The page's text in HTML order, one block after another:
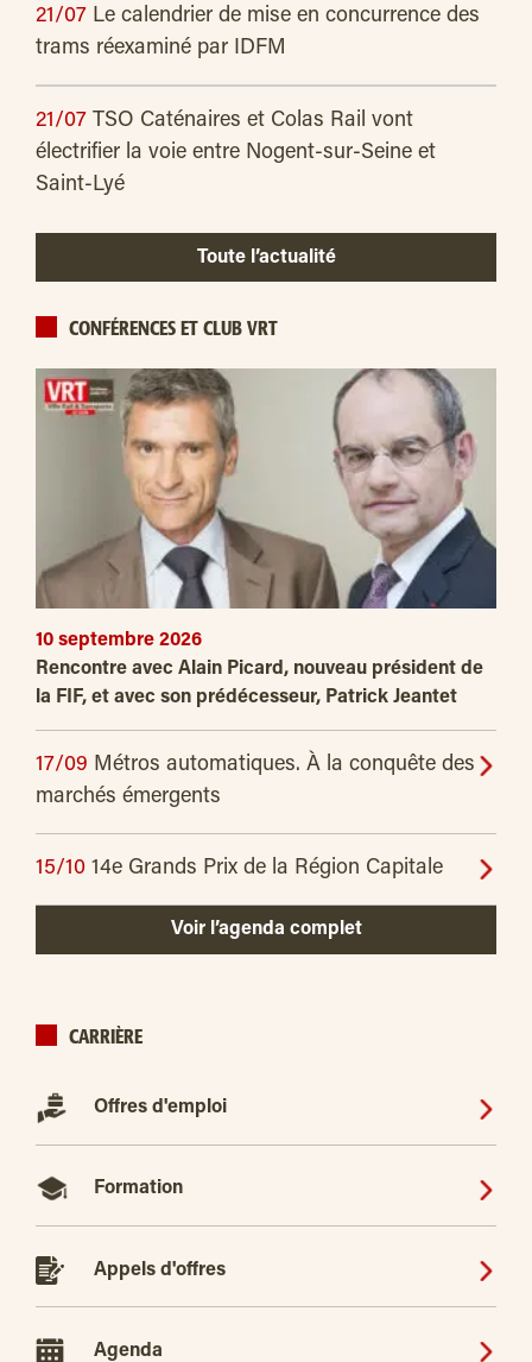
21/07 Le calendrier de mise en concurrence des
trams réexaminé par IDFM
21/07 TSO Caténaires et Colas Rail vont
électrifier la voie entre Nogent-sur-Seine et
Saint-Lyé
Toute l’actualité
CONFÉRENCES ET CLUB VRT
10 septembre 2026
Rencontre avec Alain Picard, nouveau président de
la FIF, et avec son prédécesseur, Patrick Jeantet
17/09 Métros automatiques. À la conquête des
marchés émergents
15/10 14e Grands Prix de la Région Capitale
Voir l’agenda complet
CARRIÈRE
Offres d'emploi
Formation
Appels d'offres
Agenda